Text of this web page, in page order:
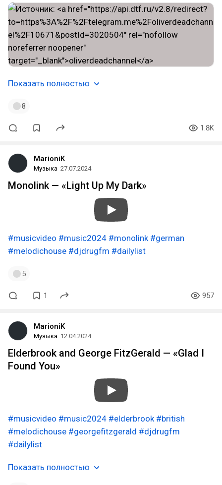
Показать полностью
8
1.8K
MarioniK
Музыка 27.07.2024
Monolink — «Light Up My Dark»
#musicvideo #music2024 #monolink #german
#melodichouse #djdrugfm #dailylist
5
1 957
MarioniK
Музыка 12.04.2024
Elderbrook and George FitzGerald — «Glad I
Found You»
#musicvideo #music2024 #elderbrook #british
#melodichouse #georgefitzgerald #djdrugfm
#dailylist
Показать полностью